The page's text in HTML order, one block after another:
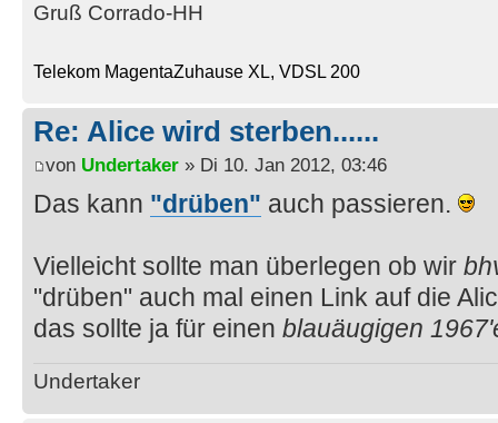
Gruß Corrado-HH
Telekom MagentaZuhause XL, VDSL 200
Re: Alice wird sterben......
von Undertaker » Di 10. Jan 2012, 03:46
Das kann "drüben" auch passieren.
Vielleicht sollte man überlegen ob wir
"drüben" auch mal einen Link auf die
das sollte ja für einen blauäugigen
Undertaker